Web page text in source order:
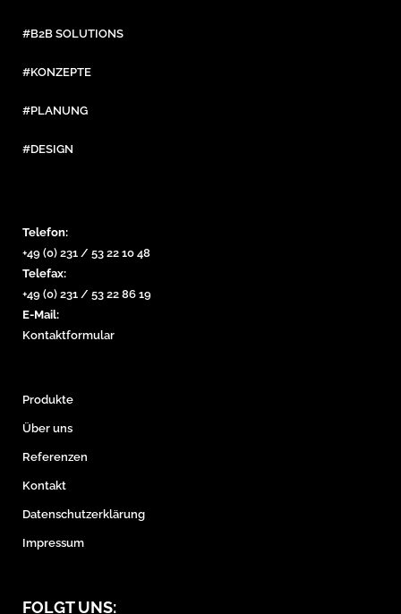
#B2B SOLUTIONS
#KONZEPTE
#PLANUNG
#DESIGN
Telefon:
+49 (0) 231 / 53 22 10 48
Telefax:
+49 (0) 231 / 53 22 86 19
E-Mail:
Kontaktformular
Produkte
Über uns
Referenzen
Kontakt
Datenschutzerklärung
Impressum
FOLGT UNS: